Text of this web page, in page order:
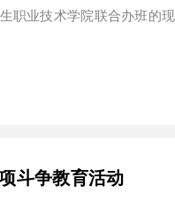
职业技术学院联合办班的
斗争教育活动